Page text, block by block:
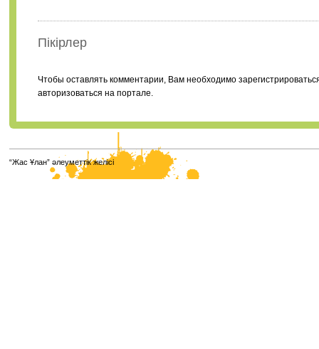
Пікірлер
Чтобы оставлять комментарии, Вам необходимо
авторизоваться на портале.
“Жас Ұлан” әлеуметтік желісі